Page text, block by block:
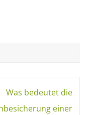
Was bedeutet die
einer